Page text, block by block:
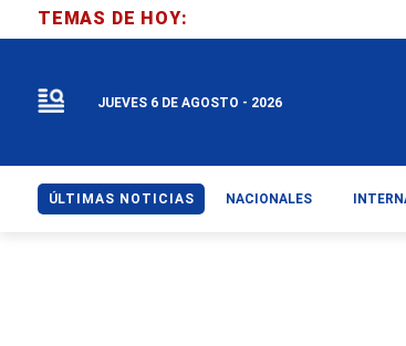
TEMAS DE HOY:
JUEVES 6 DE AGOSTO - 2026
ÚLTIMAS NOTICIAS NACIONALES